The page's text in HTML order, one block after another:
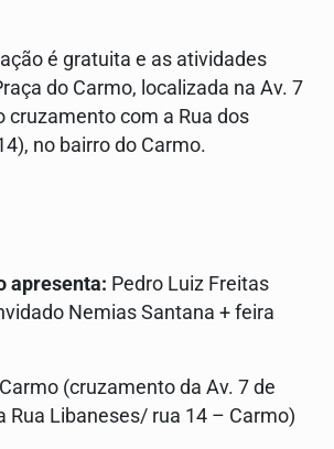
é gratuita e as atividades
do Carmo, localizada na Av. 7
cruzamento com a Rua dos
no bairro do Carmo.
apresenta: Pedro Luiz Freitas
Nemias Santana + feira
(cruzamento da Av. 7 de
Rua Libaneses/ rua 14 – Carmo)